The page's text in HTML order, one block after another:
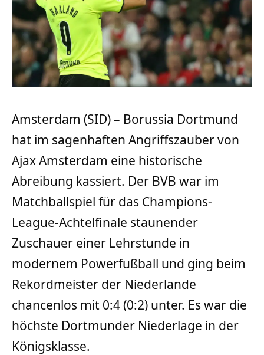
Amsterdam (SID) – Borussia Dortmund
hat im sagenhaften Angriffszauber von
Ajax Amsterdam eine historische
Abreibung kassiert. Der BVB war im
Matchballspiel für das Champions-
League-Achtelfinale staunender
Zuschauer einer Lehrstunde in
modernem Powerfußball und ging beim
Rekordmeister der Niederlande
chancenlos mit 0:4 (0:2) unter. Es war die
höchste Dortmunder Niederlage in der
Königsklasse.